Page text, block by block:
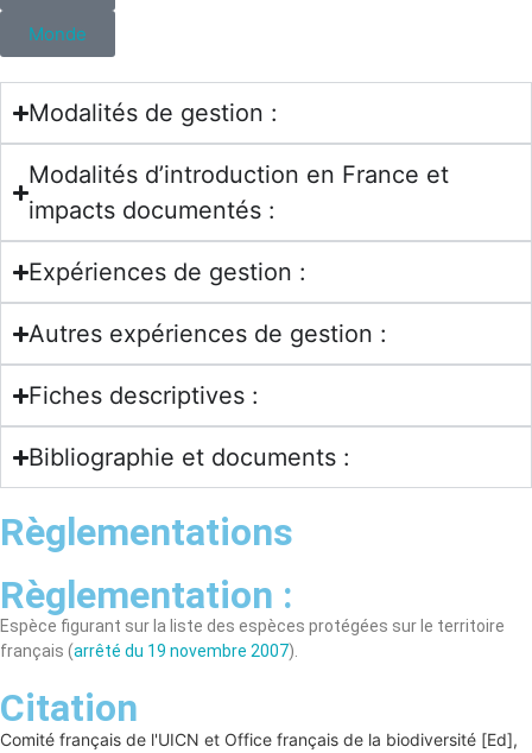
Monde
Modalités de gestion :
Modalités d’introduction en France et
impacts documentés :
Expériences de gestion :
Autres expériences de gestion :
Fiches descriptives :
Bibliographie et documents :
Règlementations
Règlementation :
Espèce figurant sur la liste des espèces protégées sur le territoire
français (arrêté du 19 novembre 2007).
Citation
Comité français de l'UICN et Office français de la biodiversité [Ed],